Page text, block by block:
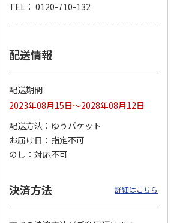
『ジョジョの奇妙な
冒険 スターダスト
クルセイダース』
3,300円
(送料別・税込)
3,300円
(送料別・税込)
TEL： 0120-710-132
配送情報
配送期間
2023年08月15日～2028年08月12日
配送方法
ゆうパケット
お届け日
指定不可
のし
対応不可
決済方法 詳細はこちら